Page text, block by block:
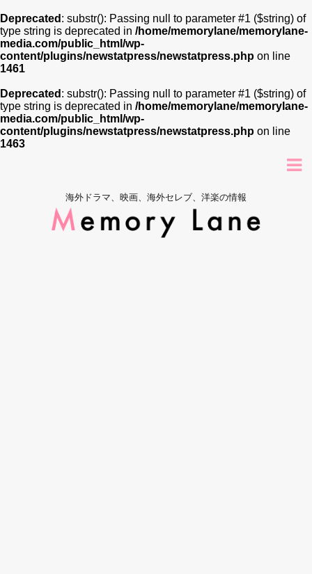
Deprecated : substr(): Passing null to parameter #1 ($string) of
type string is deprecated in /home/memorylane/memorylane-
media.com/public_html/wp-
content/plugins/newstatpress/newstatpress.php on line
1461
Deprecated : substr(): Passing null to parameter #1 ($string) of
type string is deprecated in /home/memorylane/memorylane-
media.com/public_html/wp-
content/plugins/newstatpress/newstatpress.php on line
1463
海外ドラマ、映画、海外セレブ、洋楽の情報